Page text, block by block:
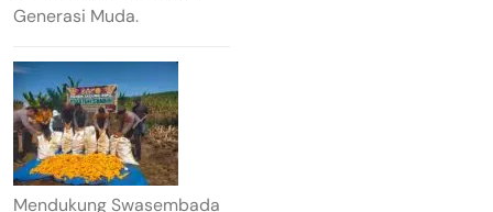
Generasi Muda.
Mendukung Swasembada